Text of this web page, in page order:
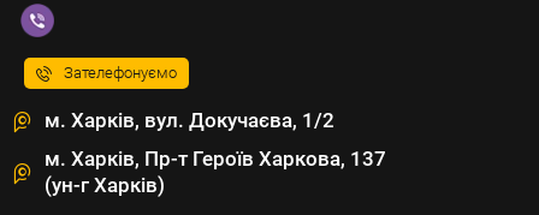
Зателефонуємо
м. Харків, вул. Докучаєва, 1/2
м. Харків, Пр-т Героїв Харкова, 137
(ун-г Харків)